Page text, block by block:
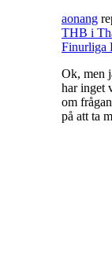
aonang
THB i
Finurliga
Ok, men
har inget
om
på att ta